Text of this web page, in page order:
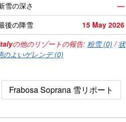
雪の深さ
—
後の降雪
15 May 2026
の他のリゾートの報告: 粉雪 (0) /状
のよいゲレンデ (0)
Frabosa Soprana 雪リポート